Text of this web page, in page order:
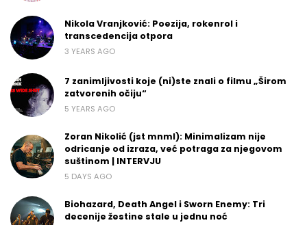
Nikola Vranjković: Poezija, rokenrol i
transcedencija otpora
3 YEARS AGO
7 zanimljivosti koje (ni)ste znali o filmu „Širom
zatvorenih očiju“
5 YEARS AGO
Zoran Nikolić (jst mnml): Minimalizam nije
odricanje od izraza, već potraga za njegovom
suštinom | INTERVJU
5 DAYS AGO
Biohazard, Death Angel i Sworn Enemy: Tri
decenije žestine stale u jednu noć